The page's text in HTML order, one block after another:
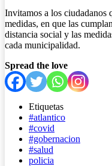
Invitamos a los ciudadanos
medidas, en que las
distancia social y las
cada municipalidad.
Spread the love
Etiquetas
#atlantico
#covid
#gobernacion
#salud
policia